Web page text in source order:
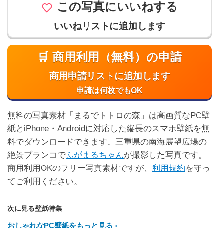
この写真にいいねする
いいねリストに追加します
🛒 商用利用（無料）の申請
商用申請リストに追加します
申請は何枚でもOK
無料の写真素材「まるでトトロの森」は高画質なPC壁
紙とiPhone・Androidに対応した縦長のスマホ壁紙を無
料でダウンロードできます。三重県の南海展望広場の
絶景ブランコでふがまるちゃんが撮影した写真です。
商用利用OKのフリー写真素材ですが、 利用規約を守っ
てご利用ください。
次に見る壁紙特集
おしゃれなPC壁紙をもっと見る